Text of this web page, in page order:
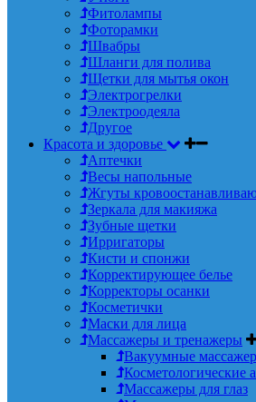
Фитолампы
Фоторамки
Швабры
Шланги для полива
Щетки для мытья окон
Электрогрелки
Электроодеяла
Другое
Красота и здоровье
Аптечки
Весы напольные
Жгуты
Зеркала для макияжа
Зубные щетки
Ирригаторы
Кисти и спонжи
Корректирующее белье
Корректоры осанки
Косметички
Маски для лица
Массажеры и тренажеры
Вакуумные
Косметологические
Массажеры для глаз